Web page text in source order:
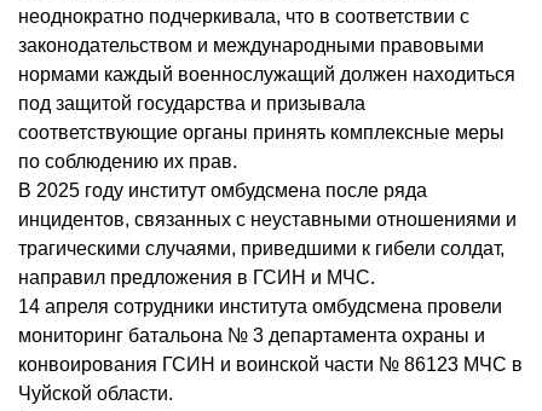
неоднократно подчеркивала, что в соответствии с
законодательством и международными правовыми
нормами каждый военнослужащий должен находиться
под защитой государства и призывала
соответствующие органы принять комплексные меры
по соблюдению их прав.
В 2025 году институт омбудсмена после ряда
инцидентов, связанных с неуставными отношениями и
трагическими случаями, приведшими к гибели солдат,
направил предложения в ГСИН и МЧС.
14 апреля сотрудники института омбудсмена провели
мониторинг батальона № 3 департамента охраны и
конвоирования ГСИН и воинской части № 86123 МЧС в
Чуйской области.